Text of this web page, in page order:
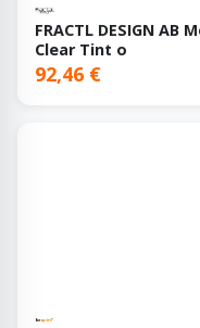
FRACTL DESIGN AB
Clear Tint o
92,46 €